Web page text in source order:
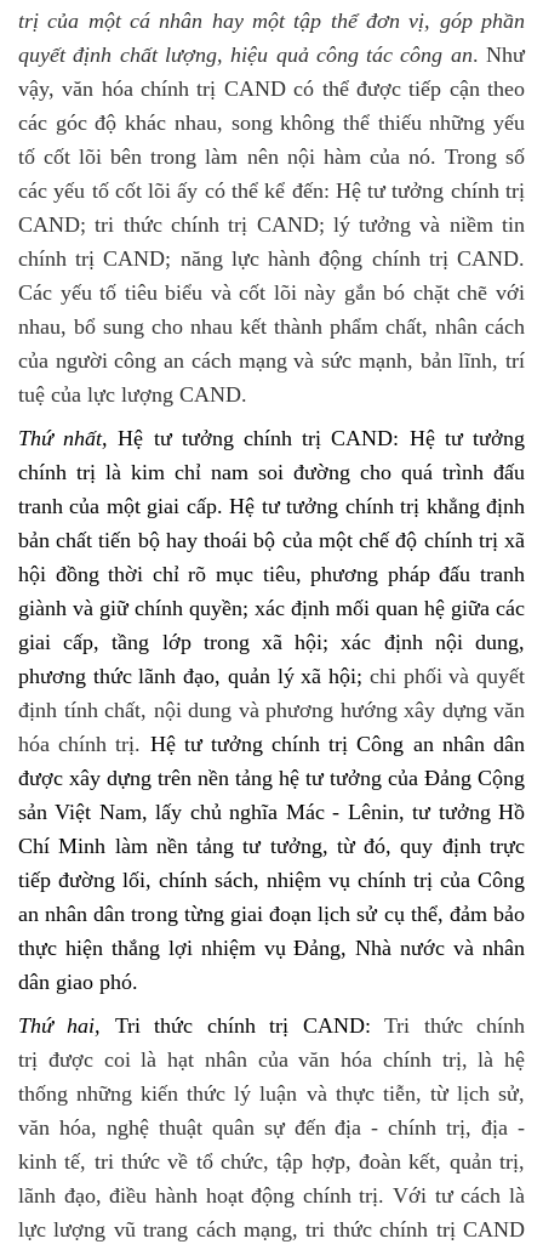
trị của một cá nhân hay một tập thể đơn vị, góp phần
quyết định chất lượng, hiệu quả công tác công an. Như
vậy, văn hóa chính trị CAND có thể được tiếp cận theo
các góc độ khác nhau, song không thể thiếu những yếu
tố cốt lõi bên trong làm nên nội hàm của nó. Trong số
các yếu tố cốt lõi ấy có thể kể đến: Hệ tư tưởng chính trị
CAND; tri thức chính trị CAND; lý tưởng và niềm tin
chính trị CAND; năng lực hành động chính trị CAND.
Các yếu tố tiêu biểu và cốt lõi này gắn bó chặt chẽ với
nhau, bổ sung cho nhau kết thành phẩm chất, nhân cách
của người công an cách mạng và sức mạnh, bản lĩnh, trí
tuệ của lực lượng CAND.
Thứ nhất, Hệ tư tưởng chính trị CAND: Hệ tư tưởng
chính trị là kim chỉ nam soi đường cho quá trình đấu
tranh của một giai cấp. Hệ tư tưởng chính trị khẳng định
bản chất tiến bộ hay thoái bộ của một chế độ chính trị xã
hội đồng thời chỉ rõ mục tiêu, phương pháp đấu tranh
giành và giữ chính quyền; xác định mối quan hệ giữa các
giai cấp, tầng lớp trong xã hội; xác định nội dung,
phương thức lãnh đạo, quản lý xã hội; chi phối và quyết
định tính chất, nội dung và phương hướng xây dựng văn
hóa chính trị. Hệ tư tưởng chính trị Công an nhân dân
được xây dựng trên nền tảng hệ tư tưởng của Đảng Cộng
sản Việt Nam, lấy chủ nghĩa Mác - Lênin, tư tưởng Hồ
Chí Minh làm nền tảng tư tưởng, từ đó, quy định trực
tiếp đường lối, chính sách, nhiệm vụ chính trị của Công
an nhân dân trong từng giai đoạn lịch sử cụ thể, đảm bảo
thực hiện thắng lợi nhiệm vụ Đảng, Nhà nước và nhân
dân giao phó.
Thứ hai, Tri thức chính trị CAND:Tri thức chính
trị được coi là hạt nhân của văn hóa chính trị, là hệ
thống những kiến thức lý luận và thực tiễn, từ lịch sử,
văn hóa, nghệ thuật quân sự đến địa - chính trị, địa -
kinh tế, tri thức về tổ chức, tập hợp, đoàn kết, quản trị,
lãnh đạo, điều hành hoạt động chính trị. Với tư cách là
lực lượng vũ trang cách mạng, tri thức chính trị CAND